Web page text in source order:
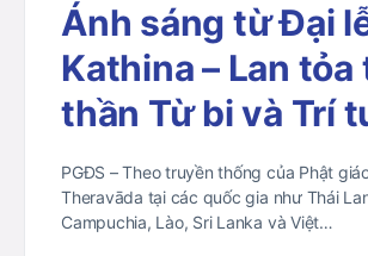
Ánh sáng từ Đại
Kathina – Lan tỏa
thần Từ bi và Trí
PGĐS – Theo truyền thống của Phật
Theravāda tại các quốc gia như Thái
Campuchia, Lào, Sri Lanka và Việt…